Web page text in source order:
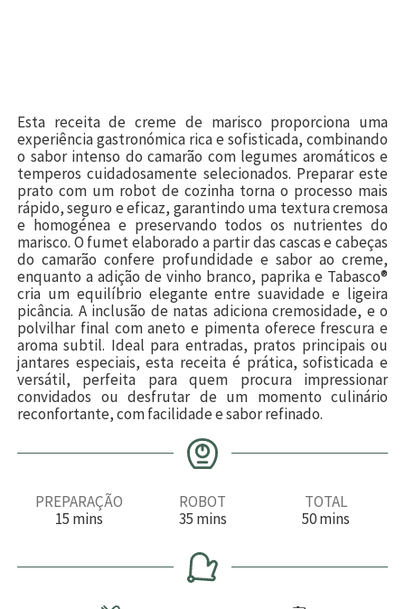
Esta receita de creme de marisco proporciona uma
experiência gastronómica rica e sofisticada, combinando
o sabor intenso do camarão com legumes aromáticos e
temperos cuidadosamente selecionados. Preparar este
prato com um robot de cozinha torna o processo mais
rápido, seguro e eficaz, garantindo uma textura cremosa
e homogénea e preservando todos os nutrientes do
marisco. O fumet elaborado a partir das cascas e cabeças
do camarão confere profundidade e sabor ao creme,
enquanto a adição de vinho branco, paprika e Tabasco®
cria um equilíbrio elegante entre suavidade e ligeira
picância. A inclusão de natas adiciona cremosidade, e o
polvilhar final com aneto e pimenta oferece frescura e
aroma subtil. Ideal para entradas, pratos principais ou
jantares especiais, esta receita é prática, sofisticada e
versátil, perfeita para quem procura impressionar
convidados ou desfrutar de um momento culinário
reconfortante, com facilidade e sabor refinado.
PREPARAÇÃO
15m
u
mins
ROBOT
35m
n
u
t
mins
TOTAL
50m
u
mins